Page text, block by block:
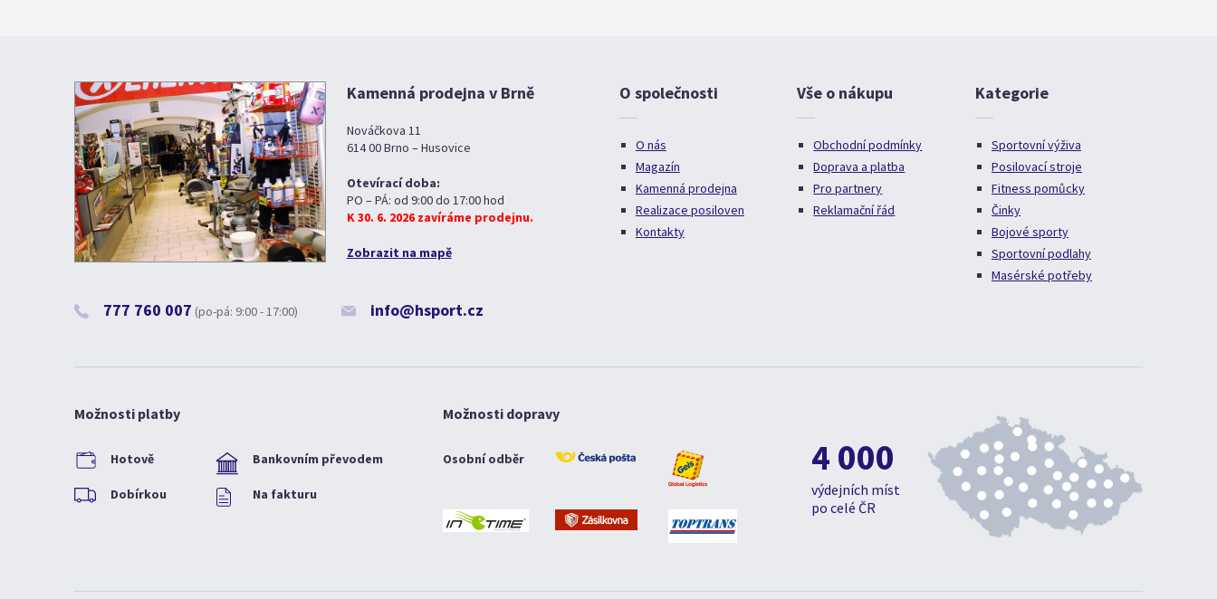
Kamenná prodejna v Brně
Nováčkova 11
614 00 Brno – Husovice
Otevírací doba:
PO – PÁ: od 9:00 do 17:00 hod
K 30. 6. 2026 zavíráme prodejnu.
Zobrazit na mapě
777 760 007 (po-pá: 9:00 - 17:00) info@hsport.cz
O společnosti
O nás
Magazín
Kamenná prodejna
Realizace posiloven
Kontakty
Vše o nákupu
Obchodní podmínky
Doprava a platba
Pro partnery
Reklamační řád
Kategorie
Sportovní výživa
Posilovací stroje
Fitness pomůcky
Činky
Bojové sporty
Sportovní podlahy
Masérské potřeby
Možnosti platby
Hotově Bankovním převodem
Dobírkou Na fakturu
Možnosti dopravy
Osobní odběr 4 000
výdejních míst
po celé ČR